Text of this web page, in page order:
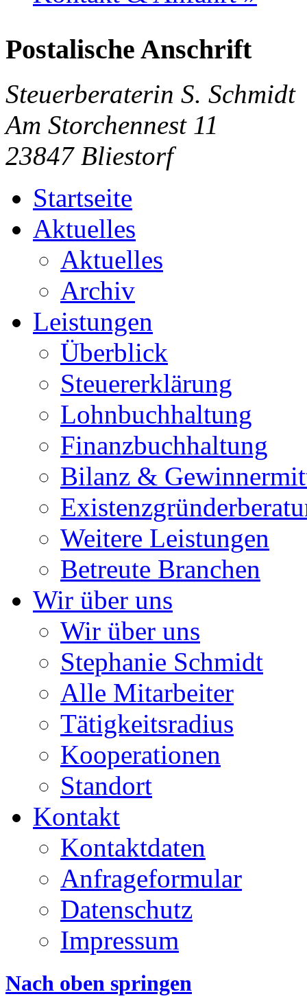
Postalische Anschrift
Steuerberaterin S. Schmidt
Am Storchennest 11
23847 Bliestorf
Startseite
Aktuelles
Aktuelles
Archiv
Leistungen
Überblick
Steuererklärung
Lohnbuchhaltung
Finanzbuchhaltung
Bilanz &
Weitere Leistungen
Betreute Branchen
Wir über uns
Wir über uns
Stephanie Schmidt
Alle Mitarbeiter
Tätigkeitsradius
Kooperationen
Standort
Kontakt
Kontaktdaten
Anfrageformular
Datenschutz
Impressum
Nach oben springen